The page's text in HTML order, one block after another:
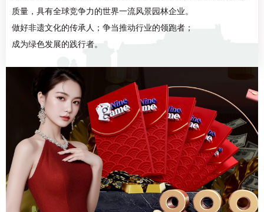
质量，具有全球竞争力的世界一流风景园林企业。
做好非遗文化的传承人；争当推动行业的领跑者；
成为绿色发展的践行者。